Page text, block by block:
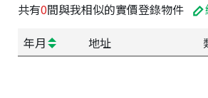
共有0間與我相似的實價登錄物件
年月
地址